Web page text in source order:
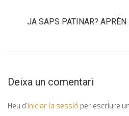
JA SAPS PATINAR?
Deixa un comentari
Heu d'iniciar la sessió per escriure